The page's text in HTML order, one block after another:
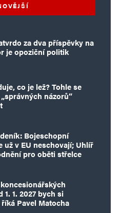
za dva příspěvky na
je opoziční politik
co je lež? Tohle se
názorů“
Bojeschopní
už v EU neschovají; Uhlíř
pro oběti střelce
1. 1. 2027 bych si
Pavel Matocha